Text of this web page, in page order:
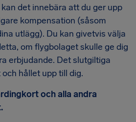
det innebära att du ger upp
kompensation (såsom
utlägg). Du kan givetvis välja
om flygbolaget skulle ge dig
erbjudande. Det slutgiltiga
hållet upp till dig.
och alla andra